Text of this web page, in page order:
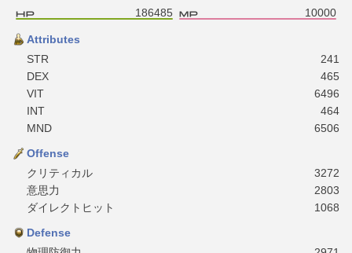
186485 10000
Attributes
STR
241
DEX
465
VIT
6496
INT
464
MND
6506
Offense
クリティカル
3272
意思力
2803
ダイレクトヒット
1068
Defense